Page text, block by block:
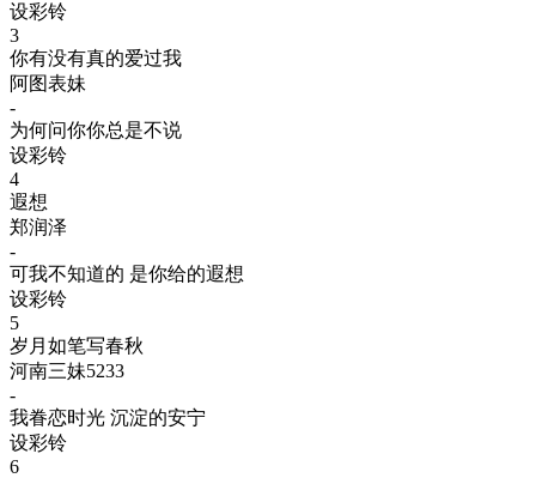
设彩铃
3
你有没有真的爱过我
阿图表妹
-
为何问你你总是不说
设彩铃
4
遐想
郑润泽
-
可我不知道的 是你给的遐想
设彩铃
5
岁月如笔写春秋
河南三妹5233
-
我眷恋时光 沉淀的安宁
设彩铃
6